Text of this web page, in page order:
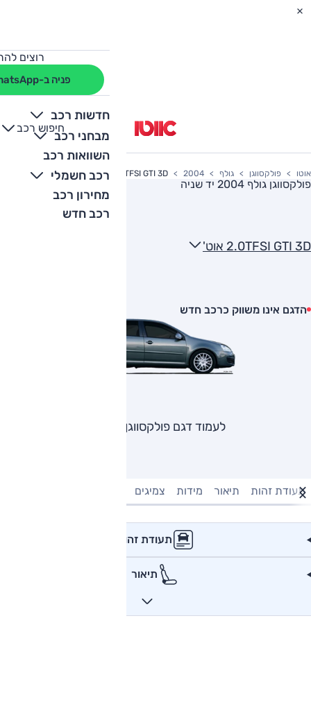
רוצים
פניה ב-WhatsApp
חדשות רכב
מבחני רכב
השוואות רכב
רכב חשמלי
מחירון רכב
רכב חדש
חיפוש רכב
+
-
אוטו פולקסווגן גולף 2004 2.0TFSI GTI 3D אוט'
פולקסווגן גולף 2004 יד שניה
2.0TFSI GTI 3D אוט'
הדגם אינו משווק כרכב חדש
לעמוד דגם פולקסווגן גולף
תעודת זהות תיאור מידות צמיגים
תעודת זהות
תיאור